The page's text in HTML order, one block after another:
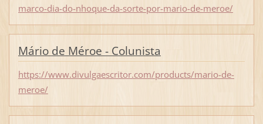
marco-dia-do-nhoque-da-sorte-por-mario-de-meroe/
Mário de Méroe - Colunista
https://www.divulgaescritor.com/products/mario-de-
meroe/